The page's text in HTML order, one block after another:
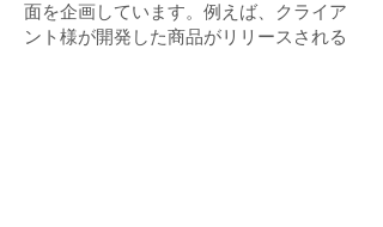
面を企画しています。例えば、クライア
ント様が開発した商品がリリースされる